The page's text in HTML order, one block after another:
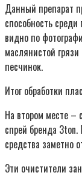
Данный препарат
способность
видно по
маслянистой
песчинок.
Итог обработки
На втором месте –
спрей бренда
средства заметно
Эти очистители